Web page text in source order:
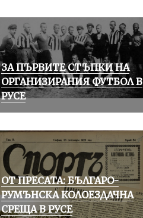
ЗА ПЪРВИТЕ СТЪПКИ НА
ОРГАНИЗИРАНИЯ ФУТБОЛ В
РУСЕ
ОТ ПРЕСАТА: БЪЛГАРО-
РУМЪНСКА КОЛОЕЗДАЧНА
СРЕЩА В РУСЕ